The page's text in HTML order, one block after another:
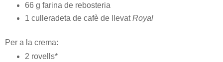
66 g farina de rebosteria
1 culleradeta de cafè de llevatRoyal
Per a la crema:
2 rovells*